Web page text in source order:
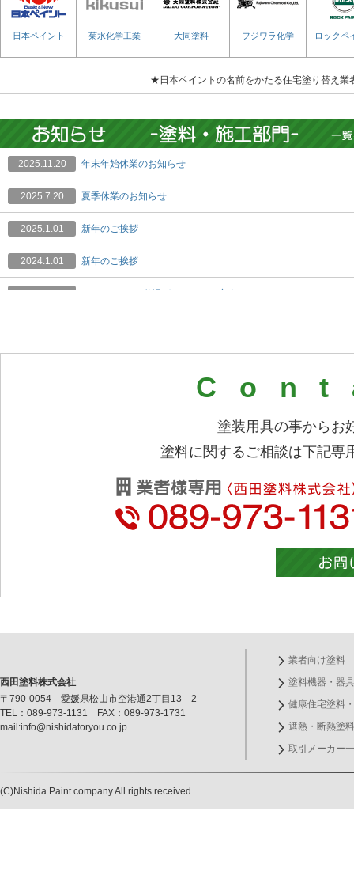
日本ペイント 菊水化学工業 大同塗料 フジワラ化学 ロックペ
★日本ペイントの名前をかたる住宅塗り替え業
2025.11.20 年末年始休業のお知らせ
2025.7.20 夏季休業のお知らせ
2025.1.01 新年のご挨拶
2024.1.01 新年のご挨拶
2023.10.30 NA-6 オリオ2 道場グレードのご案内
SUMICASシステム・チャコールペインターについて新聞に掲
【12月19日、20日開催】ドレスアップアート講習会のご案内
塗装用具の事からお
塗料に関するご相談は下記専
西田塗料株式会社
〒790-0054 愛媛県松山市空港通2丁目13－2
TEL：089-973-1131 FAX：089-973-1731
mail:info@nishidatoryou.co.jp
業者向け塗料
塗料機器・器
健康住宅塗料
遮熱・断熱塗料
取引メーカー
(C)Nishida Paint company.All rights received.